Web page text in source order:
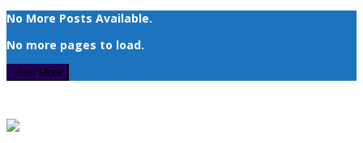
No More Posts Available.
No more pages to load.
View More